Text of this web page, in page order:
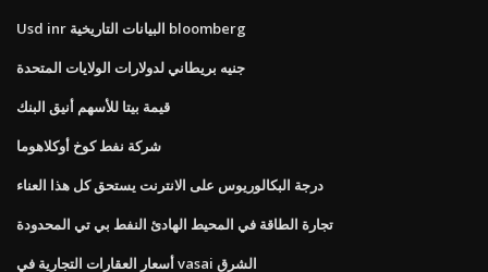
Usd inr البيانات التاريخية bloomberg
جنيه بريطاني لدولارات الولايات المتحدة
قيمة بيتا للأسهم أنيق البنك
شركة نفط كوخ أوكلاهوما
درجة البكالوريوس على الانترنت يستحق كل هذا العناء
تجارة الطاقة في المحيط الهادئ النفط بي تي المحدودة
أسعار العقارات التجارية في vasai الشرق